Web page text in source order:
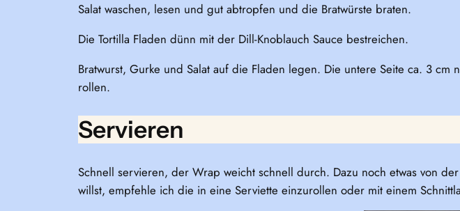
Salat waschen, lesen und gut abtropfen und die Bratwürste braten.
Die Tortilla Fladen dünn mit der Dill-Knoblauch Sauce bestreichen.
Bratwurst, Gurke und Salat auf die Fladen legen. Die untere Seite ca. 3
rollen.
Servieren
Schnell servieren, der Wrap weicht schnell durch. Dazu noch etwas von
willst, empfehle ich die in eine Serviette einzurollen oder mit einem